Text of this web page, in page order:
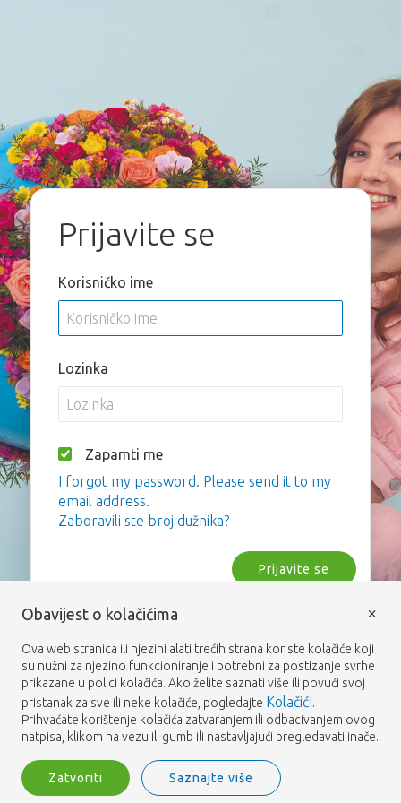
Prijavite se
Korisničko ime
Lozinka
Zapamti me
I forgot my password. Please send it to my
email address.
Zaboravili ste broj dužnika?
Prijavite se
Obavijest o kolačićima
Ova web stranica ili njezini alati trećih strana koriste kolačiće koji
su nužni za njezino funkcioniranje i potrebni za postizanje svrhe
prikazane u polici kolačića. Ako želite saznati više ili povući svoj
pristanak za sve ili neke kolačiće, pogledajte KolačićI.
Prihvaćate korištenje kolačića zatvaranjem ili odbacivanjem ovog
natpisa, klikom na vezu ili gumb ili nastavljajući pregledavati inače.
Zatvoriti Saznajte više
×